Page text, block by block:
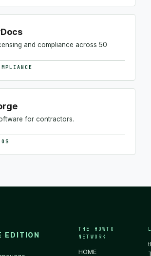
and compliance across 50
for contractors.
EDITION
THE HOWTO
NETWORK
HOME